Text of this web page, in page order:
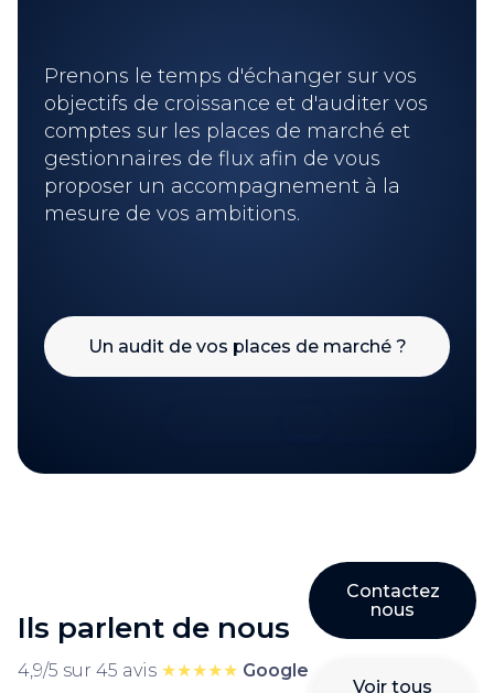
Prenons le temps d'échanger sur vos
objectifs de croissance et d'auditer vos
comptes sur les places de marché et
gestionnaires de flux afin de vous
proposer un accompagnement à la
mesure de vos ambitions.
Un audit de vos places de marché ?
Ils parlent de nous
4,9/5 sur 45 avis ★★★★★ Google
Contactez
nous
Voir tous